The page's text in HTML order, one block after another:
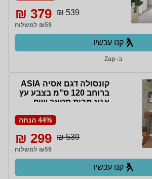
539 ₪
379 ₪
₪59 למשלוח
קנו עכשיו
ב- Zap
קונסולה דגם אסיה ASIA
ברוחב 120 ס"מ בצבע עץ
אגוז מבית סטאר שופ
44% הנחה
539 ₪
299 ₪
₪59 למשלוח
קנו עכשיו